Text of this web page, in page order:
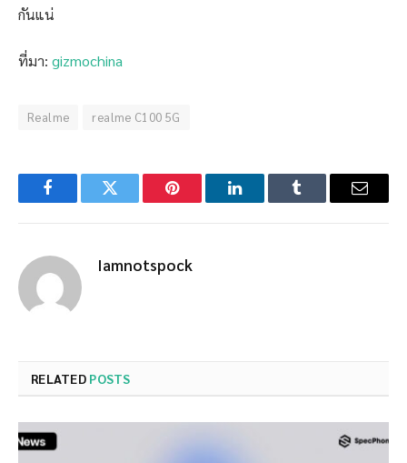
กันแน่
ที่มา: gizmochina
Realme realme C100 5G
FacebookTwitter Pinterest LinkedInTumblr Email
Iamnotspock
RELATED POSTS